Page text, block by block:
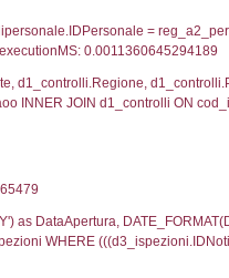
= -2,
executionMS:
`userlevelid` = -2,
el_prov.citta AS